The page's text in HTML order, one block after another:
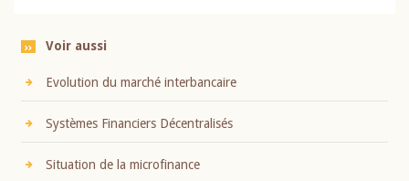
Voir aussi
Evolution du marché interbancaire
Systèmes Financiers Décentralisés
Situation de la microfinance